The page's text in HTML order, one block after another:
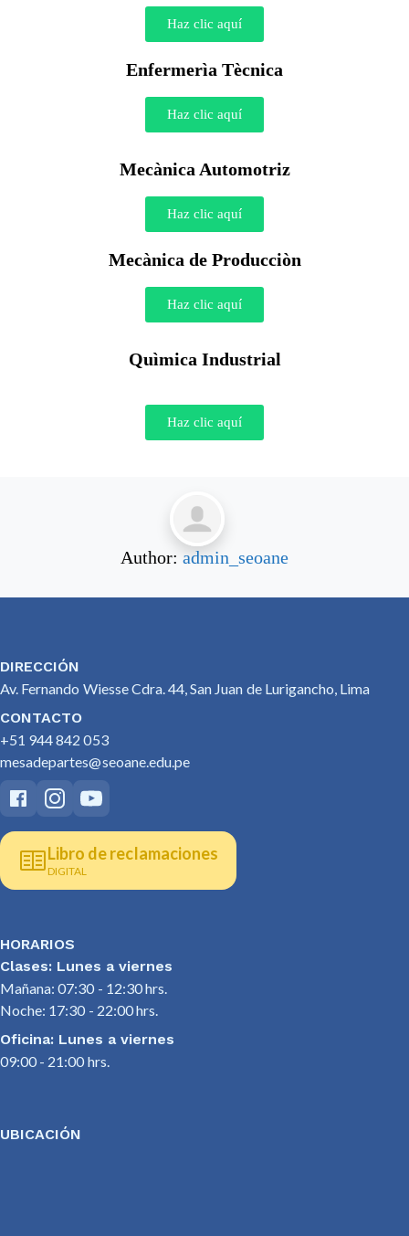
Haz clic aquí
Enfermerìa Tècnica
Haz clic aquí
Mecànica Automotriz
Haz clic aquí
Mecànica de Producciòn
Haz clic aquí
Quìmica Industrial
Haz clic aquí
Author: admin_seoane
DIRECCIÓN
Av. Fernando Wiesse Cdra. 44, San Juan de Lurigancho, Lima
CONTACTO
+51 944 842 053
mesadepartes@seoane.edu.pe
Libro de reclamaciones
DIGITAL
HORARIOS
Clases: Lunes a viernes
Mañana: 07:30 - 12:30 hrs.
Noche: 17:30 - 22:00 hrs.
Oficina: Lunes a viernes
09:00 - 21:00 hrs.
UBICACIÓN